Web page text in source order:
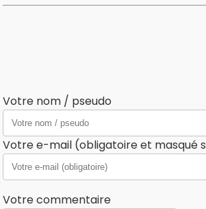
Votre nom / pseudo
Votre e-mail (obligatoire et masqué
Votre commentaire